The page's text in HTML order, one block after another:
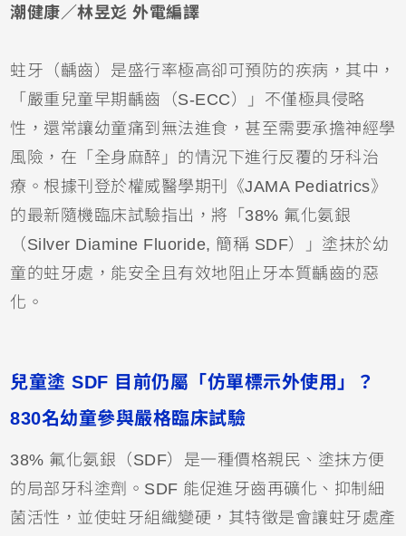
潮健康／林昱彣 外電編譯
蛀牙 （ 齲齒 ）是盛行率極高卻可預防的疾病，其中，
「嚴重兒童早期齲齒（S-ECC）」不僅極具侵略
性，還常讓幼童痛到無法進食，甚至需要承擔神經學
風險，在「 全身麻醉 」的情況下進行反覆的 牙科治
療 。根據刊登於權威醫學期刊《JAMA Pediatrics》
的最新隨機臨床試驗指出，將「38% 氟化氨銀
（Silver Diamine Fluoride, 簡稱 SDF）」塗抹於幼
童的蛀牙處，能安全且有效地阻止牙本質齲齒的惡
化。
兒童塗 SDF 目前仍屬「仿單標示外使用」？
830名幼童參與嚴格臨床試驗
38% 氟化氨銀（SDF）是一種價格親民、塗抹方便
的局部牙科塗劑。SDF 能促進 牙齒再礦化、抑制細
菌活性，並使蛀牙組織變硬，其特徵是會讓蛀牙處產